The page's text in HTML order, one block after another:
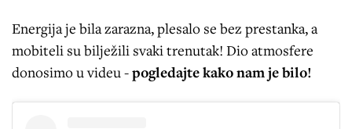
Energija je bila zarazna, plesalo se bez prestanka, a
mobiteli su bilježili svaki trenutak! Dio atmosfere
donosimo u videu -pogledajte kako nam je bilo!